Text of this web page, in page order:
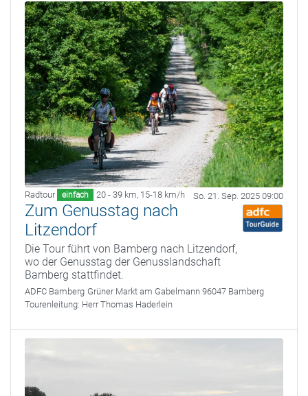
Radtour einfach 20 - 39 km, 15-18 km/h So. 21. Sep. 2025 09:00
Zum Genusstag nach
Litzendorf
Die Tour führt von Bamberg nach Litzendorf,
wo der Genusstag der Genusslandschaft
Bamberg stattfindet.
ADFC Bamberg Grüner Markt am Gabelmann 96047 Bamberg
Tourenleitung: Herr Thomas Haderlein